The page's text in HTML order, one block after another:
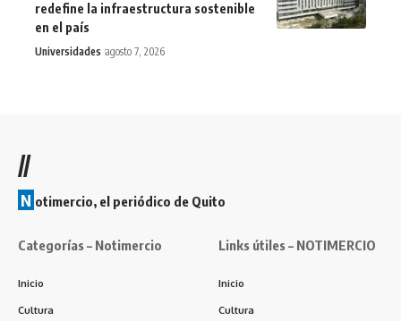
redefine la infraestructura sostenible
en el país
Universidades agosto 7, 2026
//
N otimercio, el periódico de Quito
Categorías – Notimercio
Inicio
Cultura
Links útiles – NOTIMERCIO
Inicio
Cultura